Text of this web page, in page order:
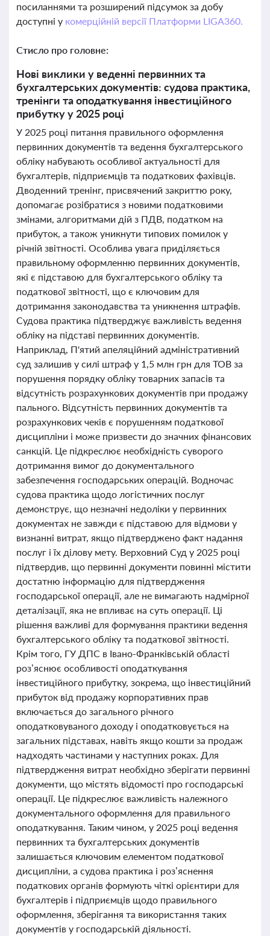
посиланнями та розширений підсумок за добу
доступні у комерційній версії Платформи LIGA360.
Стисло про головне:
Нові виклики у веденні первинних та
бухгалтерських документів: судова практика,
тренінги та оподаткування інвестиційного
прибутку у 2025 році
У 2025 році питання правильного оформлення
первинних документів та ведення бухгалтерського
обліку набувають особливої актуальності для
бухгалтерів, підприємців та податкових фахівців.
Дводенний тренінг, присвячений закриттю року,
допомагає розібратися з новими податковими
змінами, алгоритмами дій з ПДВ, податком на
прибуток, а також уникнути типових помилок у
річній звітності. Особлива увага приділяється
правильному оформленню первинних документів,
які є підставою для бухгалтерського обліку та
податкової звітності, що є ключовим для
дотримання законодавства та уникнення штрафів.
Судова практика підтверджує важливість ведення
обліку на підставі первинних документів.
Наприклад, П'ятий апеляційний адміністративний
суд залишив у силі штраф у 1,5 млн грн для ТОВ за
порушення порядку обліку товарних запасів та
відсутність розрахункових документів при продажу
пального. Відсутність первинних документів та
розрахункових чеків є порушенням податкової
дисципліни і може призвести до значних фінансових
санкцій. Це підкреслює необхідність суворого
дотримання вимог до документального
забезпечення господарських операцій. Водночас
судова практика щодо логістичних послуг
демонструє, що незначні недоліки у первинних
документах не завжди є підставою для відмови у
визнанні витрат, якщо підтверджено факт надання
послуг і їх ділову мету. Верховний Суд у 2025 році
підтвердив, що первинні документи повинні містити
достатню інформацію для підтвердження
господарської операції, але не вимагають надмірної
деталізації, яка не впливає на суть операції. Ці
рішення важливі для формування практики ведення
бухгалтерського обліку та податкової звітності.
Крім того, ГУ ДПС в Івано-Франківській області
роз’яснює особливості оподаткування
інвестиційного прибутку, зокрема, що інвестиційний
прибуток від продажу корпоративних прав
включається до загального річного
оподатковуваного доходу і оподатковується на
загальних підставах, навіть якщо кошти за продаж
надходять частинами у наступних роках. Для
підтвердження витрат необхідно зберігати первинні
документи, що містять відомості про господарські
операції. Це підкреслює важливість належного
документального оформлення для правильного
оподаткування. Таким чином, у 2025 році ведення
первинних та бухгалтерських документів
залишається ключовим елементом податкової
дисципліни, а судова практика і роз’яснення
податкових органів формують чіткі орієнтири для
бухгалтерів і підприємців щодо правильного
оформлення, зберігання та використання таких
документів у господарській діяльності.